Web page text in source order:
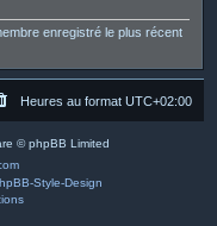
enregistré le plus récent
Heures au format UTC+02:00
© phpBB Limited
Style-Design